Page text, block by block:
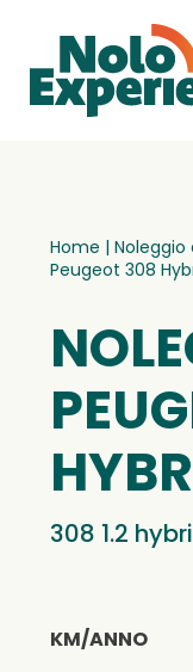
Home | Noleggio
Peugeot 308
308 1.2
KM/ANNO